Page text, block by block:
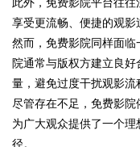
!
此外，免费影院平台往
享受更流畅、便捷的观
然而，免费影院同样面
院通常与版权方建立良
量，避免过度干扰观影流
尽管存在不足，免费影
为广大观众提供了一个
径。